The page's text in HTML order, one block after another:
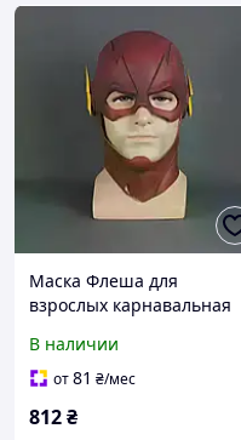
Маска Флеша для
взрослых карнавальная
супергероя
В наличии
от81 ₴/мес
812₴